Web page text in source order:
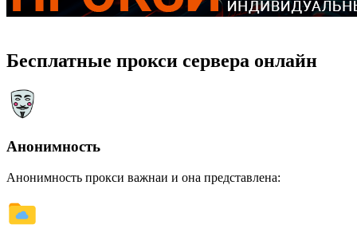
Бесплатные прокси сервера онлайн
Анонимность
Анонимность прокси важнаи и она представлена: